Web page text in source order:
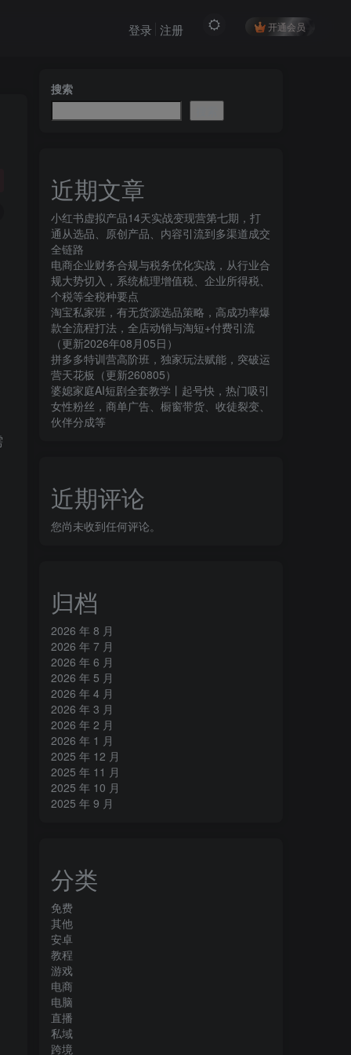
开通会员
登录 注册
搜索
近期文章
小红书虚拟产品14天实战变现营第七期，打
通从选品、原创产品、内容引流到多渠道成交
全链路
电商企业财务合规与税务优化实战，从行业合
规大势切入，系统梳理增值税、企业所得税、
个税等全税种要点
淘宝私家班，有无货源选品策略，高成功率爆
款全流程打法，全店动销与淘短+付费引流
（更新2026年08月05日）
拼多多特训营高阶班，独家玩法赋能，突破运
营天花板（更新260805）
婆媳家庭AI短剧全套教学丨起号快，热门吸引
女性粉丝，商单广告、橱窗带货、收徒裂变、
伙伴分成等
近期评论
您尚未收到任何评论。
归档
2026 年 8 月
2026 年 7 月
2026 年 6 月
2026 年 5 月
2026 年 4 月
2026 年 3 月
2026 年 2 月
2026 年 1 月
2025 年 12 月
2025 年 11 月
2025 年 10 月
2025 年 9 月
分类
免费
其他
安卓
教程
游戏
电商
电脑
直播
私域
跨境